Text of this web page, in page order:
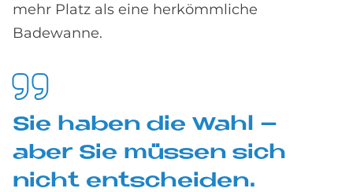
mehr Platz als eine herkömmliche
Badewanne.
Sie ha­ben die Wahl –
aber Sie müs­sen sich
nicht ent­schei­den.